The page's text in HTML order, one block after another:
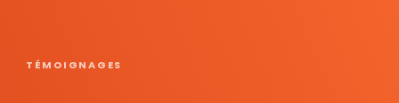
TÉMOIGNAGES